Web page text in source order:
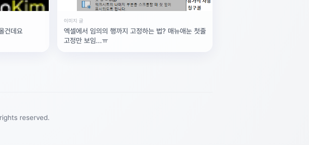
건데요
이미지 글
엑셀에서 임의의 행까지 고정하는 법? 매뉴애눈 첫줄
고정만 보임...ㅠ
reserved.